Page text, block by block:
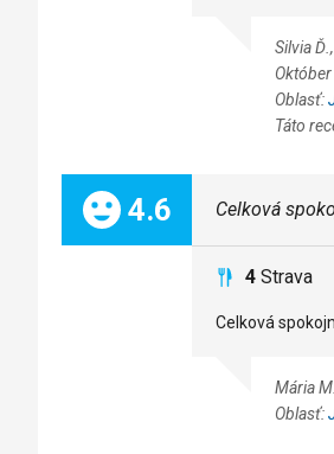
Silvia
Oblasť:
Táto
Celkom:
4.6 Celková
4 Strava
Celková
Mária
Oblasť: